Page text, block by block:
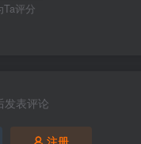
务端中，物理角度上
钮会从服务端重新请
动同步，此按钮可以
Ta评分
发表评论
注册